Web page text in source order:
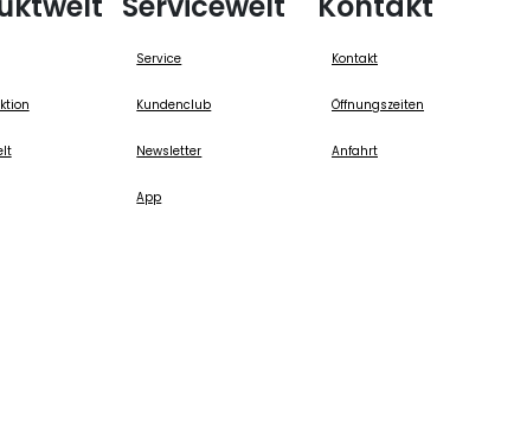
Service
Kundenclub
Newsletter
App
Kontakt
Öffnungszeiten
Anfahrt